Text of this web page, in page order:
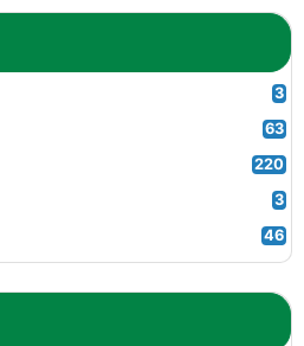
3
63
220
3
46